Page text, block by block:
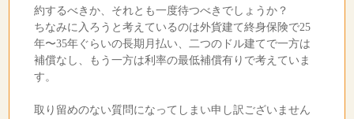
約するべきか、それとも一度待つべきでしょうか？
ちなみに入ろうと考えているのは外貨建て終身保険で25
年〜35年ぐらいの長期月払い、二つのドル建てで一方は
補償なし、もう一方は利率の最低補償有りで考えていま
す。
取り留めのない質問になってしまい申し訳ございません